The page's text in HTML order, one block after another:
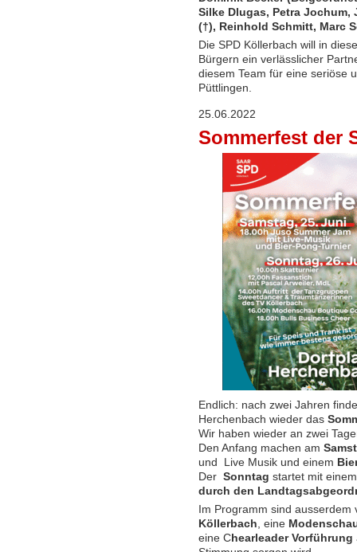
Silke Dlugas, Petra
(†), Reinhold Schmitt, Marc
Die SPD Köllerbach will in
Bürgern ein verlässlicher
diesem Team für eine seriöse
Püttlingen.
25.06.2022
Sommerfest der
Endlich: nach zwei Jahren
Herchenbach wieder das
Wir haben wieder an zwei
Den Anfang machen am
und Live Musik und einem
Der Sonntag startet mit
durch den
Im Programm sind ausserdem
Köllerbach, eine
eine C hearleader Vorführung